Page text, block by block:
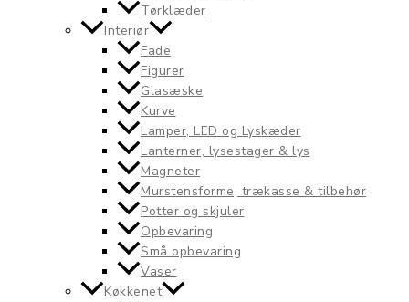
Tørklæder
Interiør
Fade
Figurer
Glasæske
Kurve
Lamper, LED og Lyskæder
Lanterner, lysestager & lys
Magneter
Murstensforme, trækasse & tilbehør
Potter og skjuler
Opbevaring
Små opbevaring
Vaser
Køkkenet